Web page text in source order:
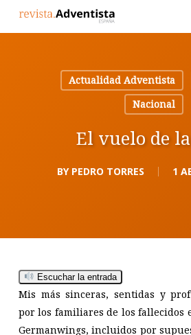
Actualidad Adventista
Nacional
El vuelo de
BY PEDRO TORRES 1
Escuchar la entrada
Mis más sinceras, sentidas y
por los familiares de los fallecidos
Germanwings, incluidos por